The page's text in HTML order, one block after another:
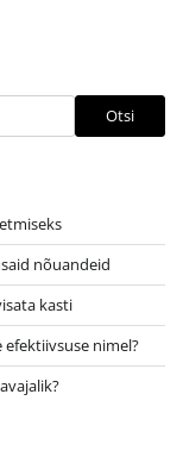
Otsi
nõuandeid
kasti
nimel?